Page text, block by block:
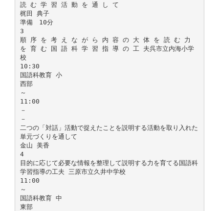
読 む 学 習 活 動 を 通 し て
梶田 典子
準備 10分
3
順 序 を 考 え な が ら 内 容 の 大 体 を 読 む 力
を 育 む 国 語 科 学 習 指 導 の 工 夫呉市立内海小学
校
10:30
国語科教育 小
西部
～
11:00
－
－
二つの「対話」活動で捉えたことを説明する活動を取り入れた
単元づくりを通して
金山 美香
4
目的に応じて必要な情報を整理して説明する力を育てる国語科
学習指導の工夫 三原市立久井中学校
11:00
～
国語科教育 中
東部